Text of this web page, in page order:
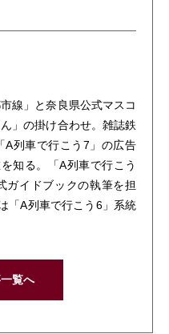
線」と奈良県公式マスコ
」の掛け合わせ。雑誌鉄
A列車で行こう7」の広告
知る。「A列車で行こう
ガイドブックの執筆を担
「A列車で行こう6」系統
覧へ